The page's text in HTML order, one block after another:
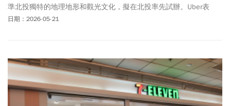
準北投獨特的地理地形和觀光文化，擬在北投率先試辦。Uber表
示，正與合作車隊「優行福爾摩沙股份有限公司」，一同積極研究
形及溫泉觀光發展，逐漸形成地方性的機車接送文化，屬歷史脈絡
下形成特殊現象。交通部表示，依據「公路法第34條規定」，汽車
運輸業屬於許可事業，機車載客的服務模式為計程車客運業，依法
規定必須以四輪小客車經營，使用機車載客在法令上並不允許。違
日期：2026-05-21